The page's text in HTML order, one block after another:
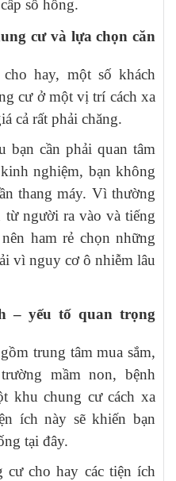
sổ hồng.
cư và lựa chọn căn
hay, một số khách
cư ở một vị trí cách xa
cả rất phải chăng.
cần phải quan tâm
nghiệm, bạn không
thang máy. Vì thường
người ra vào và tiếng
ham rẻ chọn những
vì nguy cơ ô nhiễm lâu
– yếu tố quan trọng
trung tâm mua sắm,
mầm non, bệnh
khu chung cư cách xa
ích này sẽ khiến bạn
tại đây.
cho hay các tiện ích